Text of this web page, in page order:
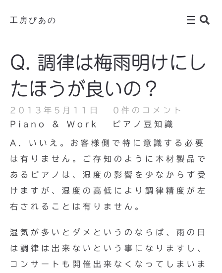
工房ぴあの
Q. 調律は梅雨明けにし
たほうが良いの？
2013年5月11日
0件のコメント
Piano & Work
ピアノ豆知識
A. いいえ。お客様側で特に意識する必要
は有りません。ご存知のように木材製品で
あるピアノは、湿度の影響を少なからず受
けますが、湿度の高低により調律精度が左
右されることは有りません。
湿気が多いとダメというのならば、雨の日
は調律は出来ないという事になりますし、
コンサートも開催出来なくなってしまいま